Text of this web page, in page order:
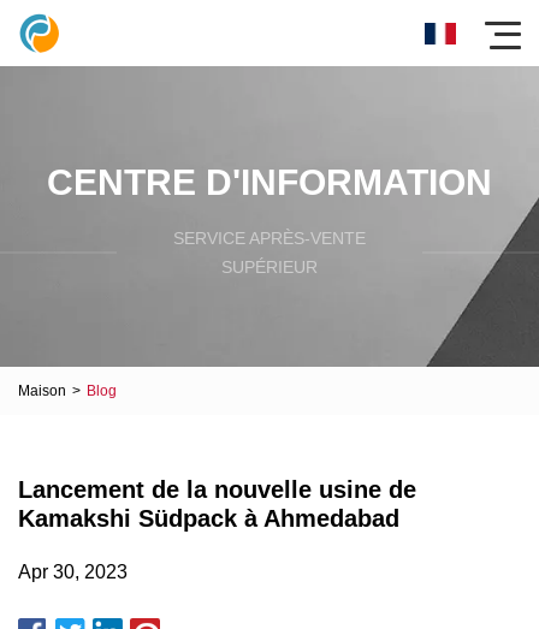
CENTRE D'INFORMATION
SERVICE APRÈS-VENTE
SUPÉRIEUR
Maison > Blog
Lancement de la nouvelle usine de
Kamakshi Südpack à Ahmedabad
Apr 30, 2023